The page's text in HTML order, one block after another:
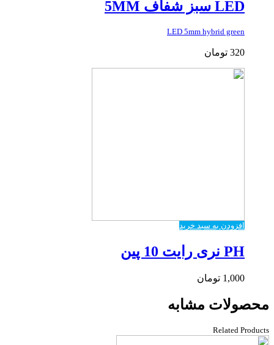
LED سبز شفاف 5MM
LED 5mm hybrid green
320 تومان
افزودن به سبد خرید
PH نری رایت 10 پین
1,000 تومان
محصولات مشابه
Related Products